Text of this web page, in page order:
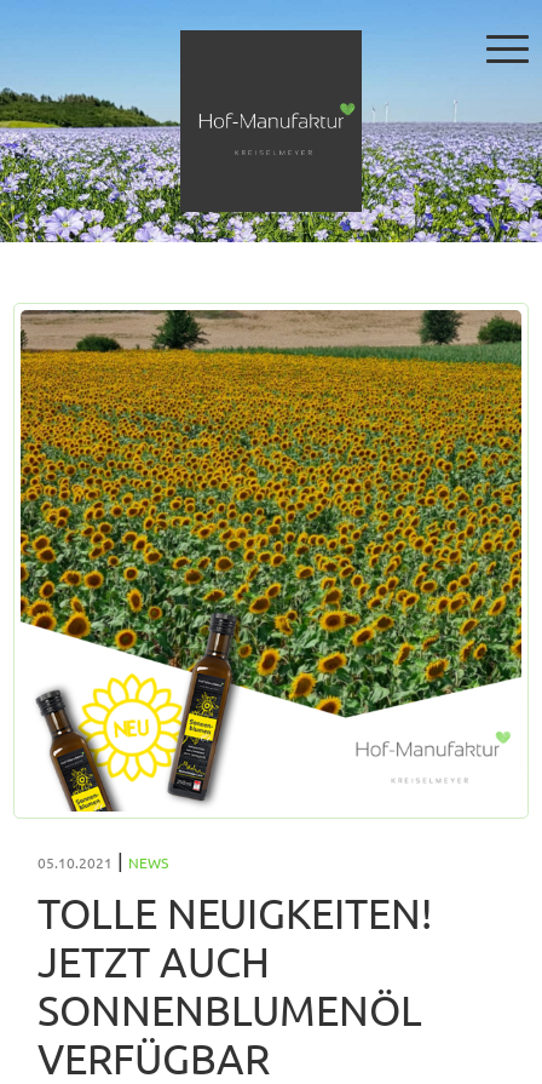
05.10.2021 | NEWS
TOLLE NEUIGKEITEN!
JETZT AUCH
SONNENBLUMENÖL
VERFÜGBAR